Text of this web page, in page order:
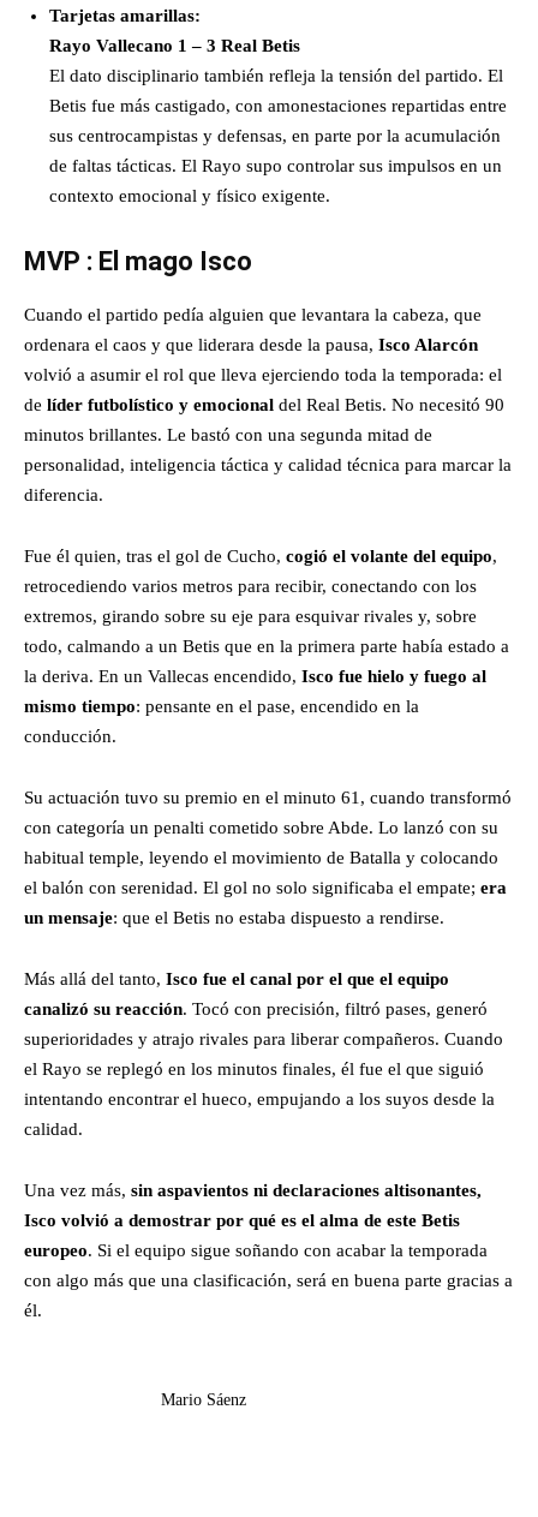
Tarjetas amarillas:
Rayo Vallecano 1 – 3 Real Betis
El dato disciplinario también refleja la tensión del partido. El
Betis fue más castigado, con amonestaciones repartidas entre
sus centrocampistas y defensas, en parte por la acumulación
de faltas tácticas. El Rayo supo controlar sus impulsos en un
contexto emocional y físico exigente.
MVP : El mago Isco
Cuando el partido pedía alguien que levantara la cabeza, que
ordenara el caos y que liderara desde la pausa, Isco Alarcón
volvió a asumir el rol que lleva ejerciendo toda la temporada: el
de líder futbolístico y emocional del Real Betis. No necesitó 90
minutos brillantes. Le bastó con una segunda mitad de
personalidad, inteligencia táctica y calidad técnica para marcar la
diferencia.
Fue él quien, tras el gol de Cucho, cogió el volante del equipo,
retrocediendo varios metros para recibir, conectando con los
extremos, girando sobre su eje para esquivar rivales y, sobre
todo, calmando a un Betis que en la primera parte había estado a
la deriva. En un Vallecas encendido, Isco fue hielo y fuego al
mismo tiempo: pensante en el pase, encendido en la
conducción.
Su actuación tuvo su premio en el minuto 61, cuando transformó
con categoría un penalti cometido sobre Abde. Lo lanzó con su
habitual temple, leyendo el movimiento de Batalla y colocando
el balón con serenidad. El gol no solo significaba el empate; era
un mensaje: que el Betis no estaba dispuesto a rendirse.
Más allá del tanto, Isco fue el canal por el que el equipo
canalizó su reacción. Tocó con precisión, filtró pases, generó
superioridades y atrajo rivales para liberar compañeros. Cuando
el Rayo se replegó en los minutos finales, él fue el que siguió
intentando encontrar el hueco, empujando a los suyos desde la
calidad.
Una vez más, sin aspavientos ni declaraciones altisonantes,
Isco volvió a demostrar por qué es el alma de este Betis
europeo. Si el equipo sigue soñando con acabar la temporada
con algo más que una clasificación, será en buena parte gracias a
él.
Mario Sáenz